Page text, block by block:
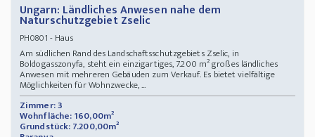
Ungarn: Ländliches Anwesen nahe dem
Naturschutzgebiet Zselic
PH0801 - Haus
Am südlichen Rand des Landschaftsschutzgebiets Zselic, in
Boldogasszonyfa, steht ein einzigartiges, 7.200 m² großes ländliches
Anwesen mit mehreren Gebäuden zum Verkauf. Es bietet vielfältige
Möglichkeiten für Wohnzwecke, ...
Zimmer: 3
Wohnfläche: 160,00m²
Grundstück: 7.200,00m²